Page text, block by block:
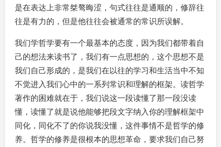
是在表达上非常桀骜晦涩，句式往往是通顺的，修辞往
往是有力的，但是他往往会被通常的常识所误解。
我们学哲学要有一个最基本的态度，因为我们都带着自
己的想法来读书了，我们有一点思想的，这个思想不是
我们自己形成的，是我们在以往的学习和生活当中不知
不觉进入我们心中的一系列常识和理解的框架。读哲学
著作的困难就在于，我们说这一段读懂了那一段没读
懂，读懂了就是说他能够把段文字纳入你的理解框架中
同化，同化不了的你说我没懂，这件事情不是哲学的修
养。哲学的修养是很根本的思想革命，要求我们自己努